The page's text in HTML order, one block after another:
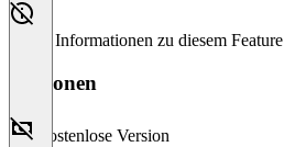
Keine Informationen zu diesem Feature
Versionen
Kostenlose Version